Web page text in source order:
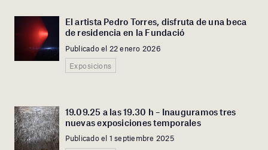
El artista Pedro Torres, disfruta de una beca
de residencia en la Fundació
Publicado el 22 enero 2026
Exposicions
19.09.25 a las 19.30 h – Inauguramos tres
nuevas exposiciones temporales
Publicado el 1 septiembre 2025